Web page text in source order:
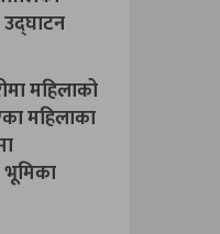
महिलाको
महिलाका
भूमिका